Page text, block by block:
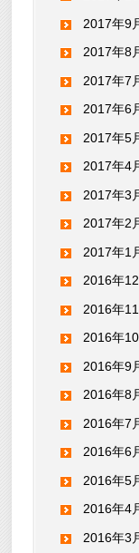
2017年9
2017年8
2017年7
2017年6
2017年5
2017年4
2017年3
2017年2
2017年1
2016年
2016年
2016年
2016年9
2016年8
2016年7
2016年6
2016年5
2016年4
2016年3